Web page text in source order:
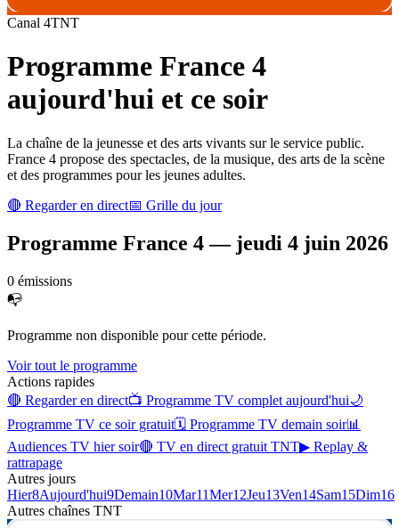
Canal 4TNT
Programme France 4
aujourd'hui et ce soir
La chaîne de la jeunesse et des arts vivants sur le service public.
France 4 propose des spectacles, de la musique, des arts de la scène
et des programmes pour les jeunes adultes.
🔴 Regarder en direct📅 Grille du jour
Programme France 4— jeudi 4 juin 2026
0 émissions
📭
Programme non disponible pour cette période.
Voir tout le programme
Actions rapides
🔴 Regarder en direct📺 Programme TV complet aujourd'hui🌙
Programme TV ce soir gratuit🗓 Programme TV demain soir📊
Audiences TV hier soir🔴 TV en direct gratuit TNT▶ Replay &
rattrapage
Autres jours
Hier8Aujourd'hui9Demain10Mar11Mer12Jeu13Ven14Sam15Dim16
Autres chaînes TNT